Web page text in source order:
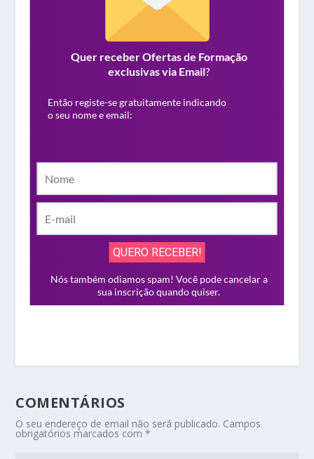
COMENTÁRIOS
O seu endereço de email não será publicado. Campos
obrigatórios marcados com*